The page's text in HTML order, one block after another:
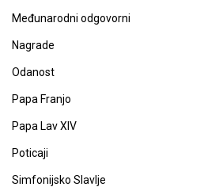
Međunarodni odgovorni
Nagrade
Odanost
Papa Franjo
Papa Lav XIV
Poticaji
Simfonijsko Slavlje